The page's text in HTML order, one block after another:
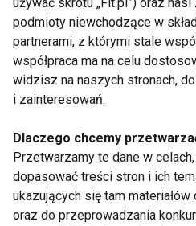
przetworzonym produkcie,
następnie odczytamy
Wspomniany wcześniej
żywności Soeks Ecovisor F4
ZDROWIE DIETA
ŻYWNOŚĆ FIT LIGHT
podmioty niewchodzące w
partnerami, z którymi stale
współpraca ma na celu
widzisz na naszych stronach,
i zainteresowań.
Dlaczego chcemy
Przetwarzamy te dane w celach,
dopasować treści stron i ich
ukazujących się tam
oraz do przeprowadzania